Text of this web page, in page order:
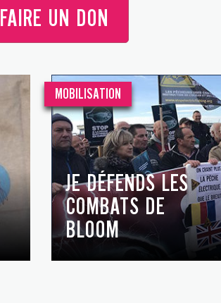
FAIRE UN DON
MOBILISATION
JE DÉFENDS LES
COMBATS DE
BLOOM